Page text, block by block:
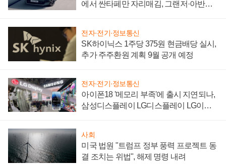
에서 싼타페만 자리매김, 그랜저·아반떼
전자·전기·정보통신
SK하이닉스 1주당 375원 현금배당 실시,
추가 주주환원 계획 9월 공개 예정
전자·전기·정보통신
아이폰18 '메모리 부족'에 출시 지연되나,
삼성디스플레이 LG디스플레이 LG이노
사회
미국 법원 "트럼프 정부 풍력 프로젝트 동
결 조치는 위법", 해제 명령 내려